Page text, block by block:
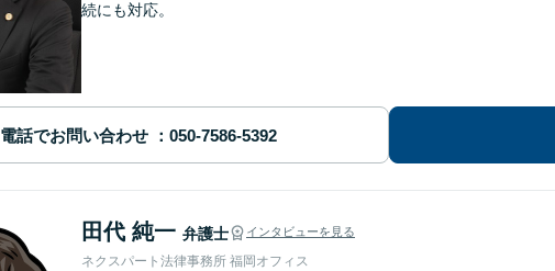
続にも対応。
電話でお問い合わせ
田代 純一 弁護士 インタビューを見る
ネクスパート法律事務所 福岡オフィス